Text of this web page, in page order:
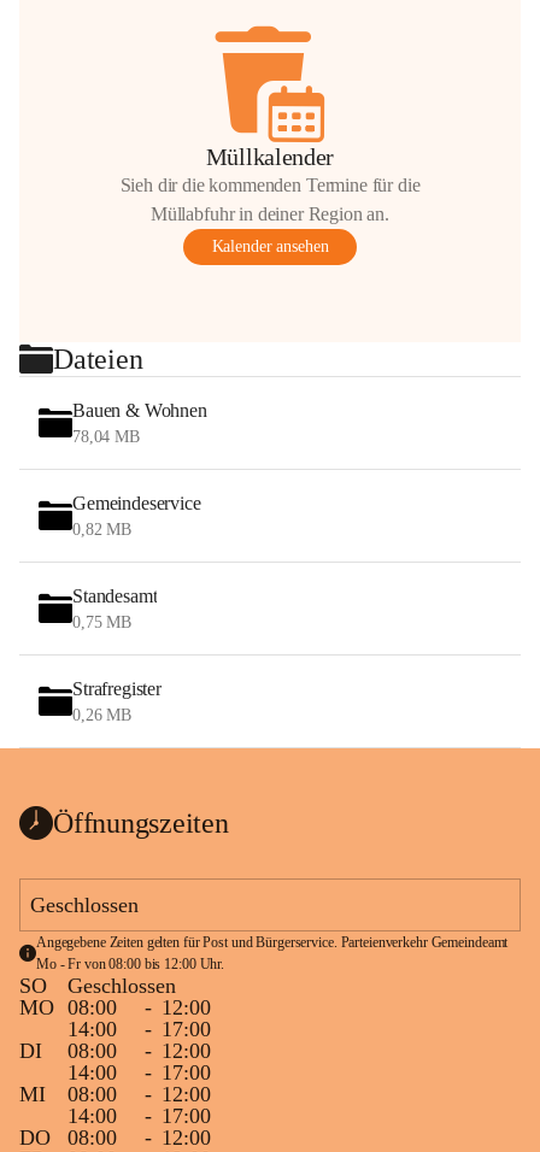
Müllkalender
Sieh dir die kommenden Termine für die
Müllabfuhr in deiner Region an.
Kalender ansehen
Dateien
Bauen & Wohnen
78,04 MB
Gemeindeservice
0,82 MB
Standesamt
0,75 MB
Strafregister
0,26 MB
Öffnungszeiten
Geschlossen
Angegebene Zeiten gelten für Post und Bürgerservice. Parteienverkehr Gemeindeamt
Mo - Fr von 08:00 bis 12:00 Uhr.
SO
Geschlossen
MO 08:00 - 12:00
14:00
- 17:00
DI
08:00 - 12:00
14:00
- 17:00
MI
08:00 - 12:00
14:00
- 17:00
DO
08:00 - 12:00